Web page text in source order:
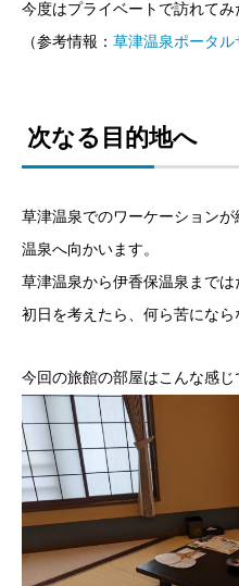
今度はプライベートで訪れてみ
（参考情報： 草津温泉ポータル
次なる目的地へ
草津温泉でのワーケーション
温泉へ向かいます。
草津温泉から伊香保温泉までは
初日を考えたら、何ら苦にな
今回の旅館の部屋はこんな感じ